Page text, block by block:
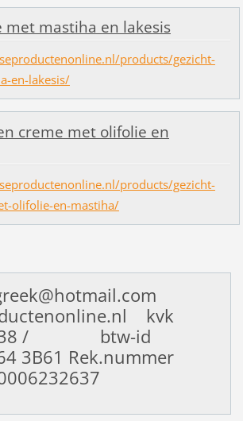
met mastiha en lakesis
products/gezicht-
en-lakesis/
creme met olifolie en
products/gezicht-
olifolie-en-mastiha/
kvk
/ btw-id
3B61 Rek.nummer